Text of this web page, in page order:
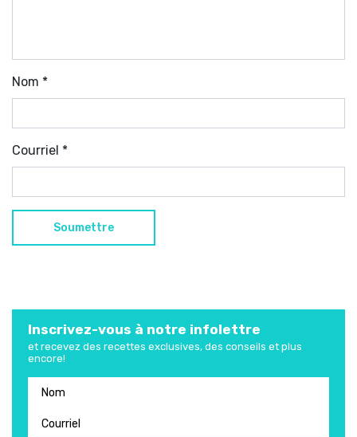
Nom *
Courriel *
Inscrivez-vous à notre infolettre
et recevez des recettes exclusives, des conseils et plus
encore!